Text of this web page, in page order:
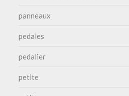
panneaux
pedales
pedalier
petite